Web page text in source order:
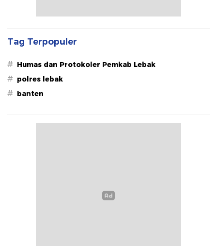
Tag Terpopuler
# Humas dan Protokoler Pemkab Lebak
# polres lebak
# banten